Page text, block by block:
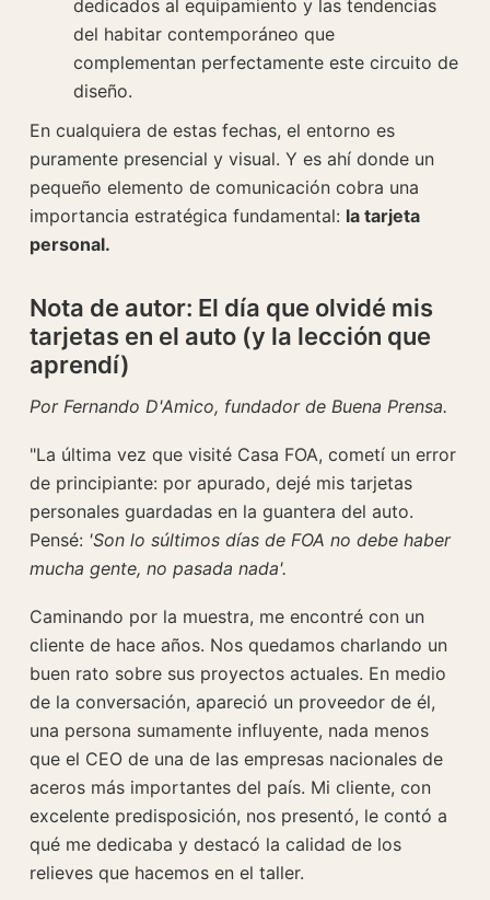
dedicados al equipamiento y las tendencias
del habitar contemporáneo que
complementan perfectamente este circuito de
diseño.
En cualquiera de estas fechas, el entorno es
puramente presencial y visual. Y es ahí donde un
pequeño elemento de comunicación cobra una
importancia estratégica fundamental: la tarjeta
personal.
Nota de autor: El día que olvidé mis
tarjetas en el auto (y la lección que
aprendí)
Por Fernando D'Amico, fundador de Buena Prensa.
"La última vez que visité Casa FOA, cometí un error
de principiante: por apurado, dejé mis tarjetas
personales guardadas en la guantera del auto.
Pensé: 'Son lo súltimos días de FOA no debe haber
mucha gente, no pasada nada'.
Caminando por la muestra, me encontré con un
cliente de hace años. Nos quedamos charlando un
buen rato sobre sus proyectos actuales. En medio
de la conversación, apareció un proveedor de él,
una persona sumamente influyente, nada menos
que el CEO de una de las empresas nacionales de
aceros más importantes del país. Mi cliente, con
excelente predisposición, nos presentó, le contó a
qué me dedicaba y destacó la calidad de los
relieves que hacemos en el taller.